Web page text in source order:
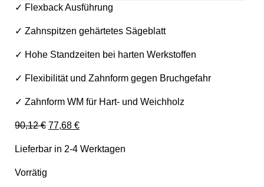
✓ Flexback Ausführung
✓ Zahnspitzen gehärtetes Sägeblatt
✓ Hohe Standzeiten bei harten Werkstoffen
✓ Flexibilität und Zahnform gegen Bruchgefahr
✓ Zahnform WM für Hart- und Weichholz
90,12€ Ursprünglicher Preis war: 90,12 €
77,68 €Aktueller Preis ist: 77,68 €.
Lieferbar in 2-4 Werktagen
Vorrätig